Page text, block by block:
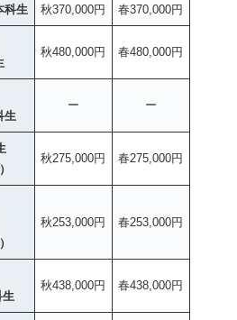
科生 秋370,000円 春370,000円
秋480,000円 春480,000円
生
ー ー
秋275,000円 春275,000円
秋253,000円 春253,000円
秋438,000円 春438,000円